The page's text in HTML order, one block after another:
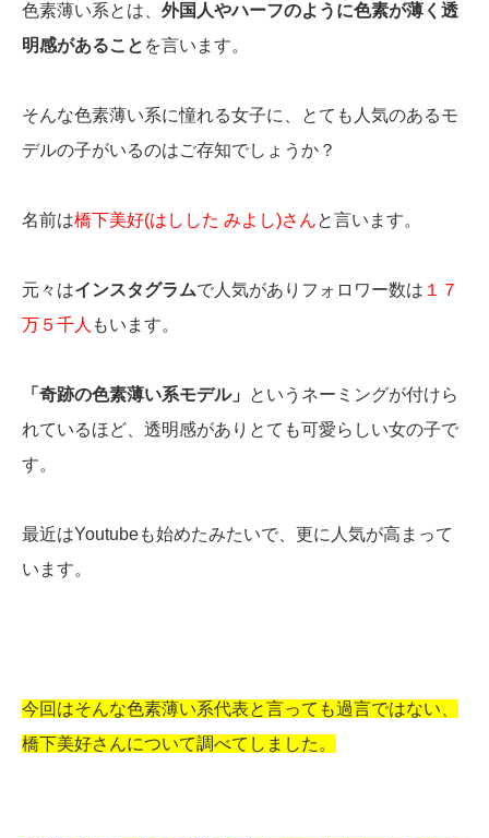
色素薄い系とは、 外国人やハーフのように色素が薄く透
明感があること を言います。
そんな色素薄い系に憧れる女子に、とても人気のあるモ
デルの子がいるのはご存知でしょうか？
名前は橋下美好(はしした みよし)さんと言います。
元々はインスタグラムで人気がありフォロワー数は １７
万５千人 もいます。
「奇跡の色素薄い系モデル」
というネーミングが付けら
れているほど、透明感がありとても可愛らしい女の子で
す。
最近はYoutubeも始めたみたいで、更に人気が高まって
います。
今回はそんな色素薄い系代表と言っても過言ではない、
橋下美好さんについて調べてしました。